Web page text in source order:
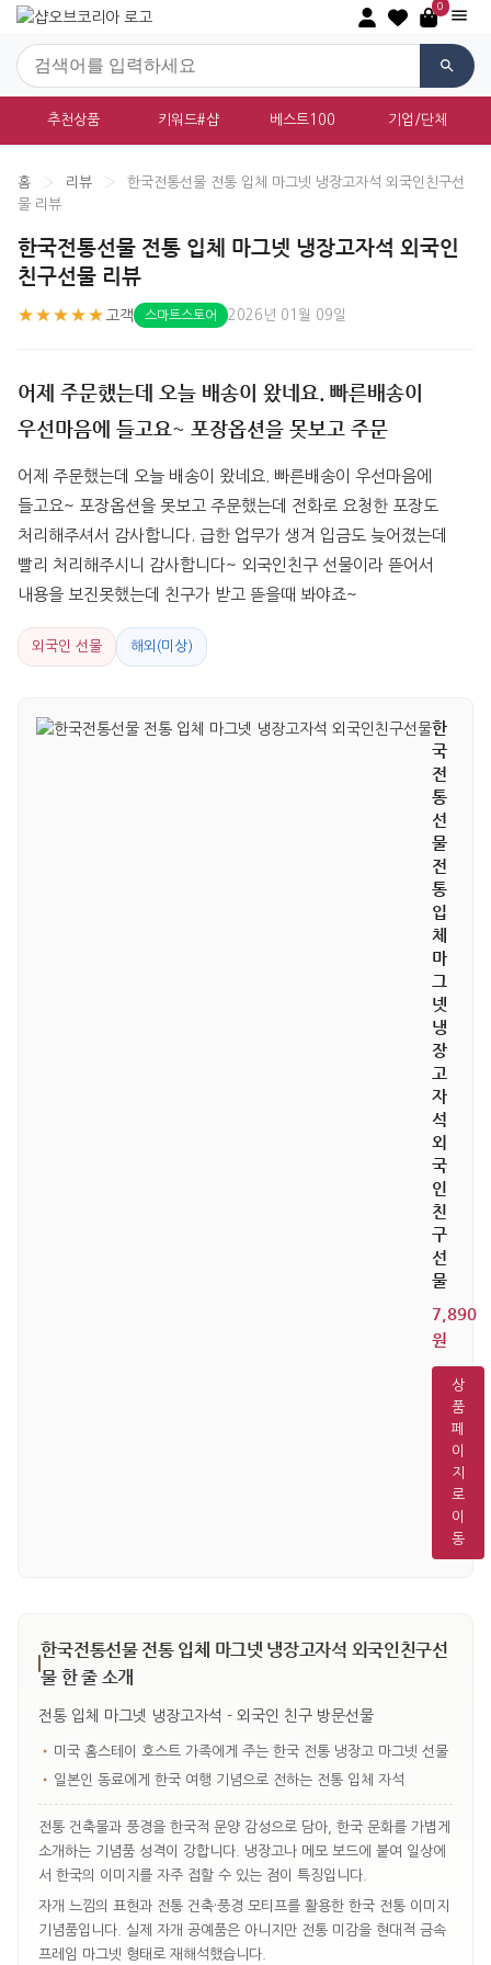
0
추천상품 키워드#샵 베스트100 기업/단체
홈 › 리뷰 ›
한국전통선물 전통 입체 마그넷 냉장고자석 외국인친구선
물 리뷰
한국전통선물 전통 입체 마그넷 냉장고자석 외국인
친구선물 리뷰
★★★★★ 고객 스마트스토어 2026년 01월 09일
어제 주문했는데 오늘 배송이 왔네요. 빠른배송이
우선마음에 들고요~ 포장옵션을 못보고 주문
어제 주문했는데 오늘 배송이 왔네요. 빠른배송이 우선마음에
들고요~ 포장옵션을 못보고 주문했는데 전화로 요청한 포장도
처리해주셔서 감사합니다. 급한 업무가 생겨 입금도 늦어졌는데
빨리 처리해주시니 감사합니다~ 외국인친구 선물이라 뜯어서
내용을 보진못했는데 친구가 받고 뜯을때 봐야죠~
외국인 선물 해외(미상)
한
국
전
통
선
물
전
통
입
체
마
그
넷
냉
장
고
자
석
외
국
인
친
구
선
물
7,890
원
상
품
페
이
지
로
이
동
한국전통선물 전통 입체 마그넷 냉장고자석 외국인친구선
물 한 줄 소개
전통 입체 마그넷 냉장고자석 - 외국인 친구 방문선물
• 미국 홈스테이 호스트 가족에게 주는 한국 전통 냉장고 마그넷 선물
• 일본인 동료에게 한국 여행 기념으로 전하는 전통 입체 자석
전통 건축물과 풍경을 한국적 문양 감성으로 담아, 한국 문화를 가볍게
소개하는 기념품 성격이 강합니다. 냉장고나 메모 보드에 붙여 일상에
서 한국의 이미지를 자주 접할 수 있는 점이 특징입니다.
자개 느낌의 표현과 전통 건축·풍경 모티프를 활용한 한국 전통 이미지
기념품입니다. 실제 자개 공예품은 아니지만 전통 미감을 현대적 금속
프레임 마그넷 형태로 재해석했습니다.